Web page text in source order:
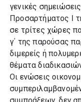
γενικές
Προσαρτήματος I
σε τρίτες χώρες
γ΄ της παρούσας
διμερείς ή
θέματα
Οι ενώσεις